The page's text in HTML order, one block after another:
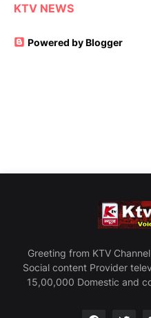
KTV NEWS
Powered by Blogger
Greeting from KTV
Social content Provider
15,00,000 Domestic and